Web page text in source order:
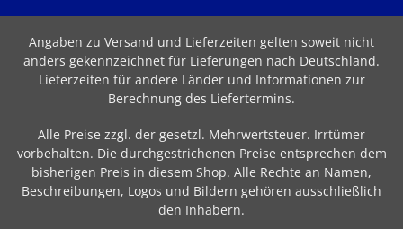
Angaben zu Versand und Lieferzeiten gelten soweit nicht
anders gekennzeichnet für Lieferungen nach Deutschland.
Lieferzeiten für andere Länder und Informationen zur
Berechnung des Liefertermins.
Alle Preise zzgl. der gesetzl. Mehrwertsteuer. Irrtümer
vorbehalten. Die durchgestrichenen Preise entsprechen dem
bisherigen Preis in diesem Shop. Alle Rechte an Namen,
Beschreibungen, Logos und Bildern gehören ausschließlich
den Inhabern.